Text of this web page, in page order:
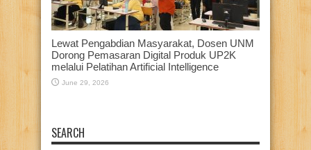
Lewat Pengabdian Masyarakat, Dosen UNM
Dorong Pemasaran Digital Produk UP2K
melalui Pelatihan Artificial Intelligence
June 29, 2026
SEARCH